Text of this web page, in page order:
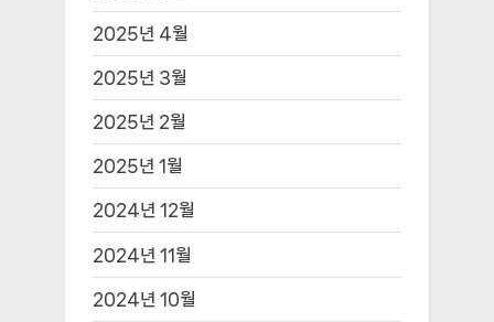
2025년 4월
2025년 3월
2025년 2월
2025년 1월
2024년 12월
2024년 11월
2024년 10월